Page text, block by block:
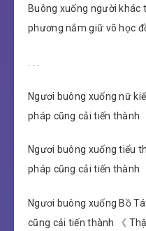
Buông xuống người khác
phương nắm giữ võ học
Ngươi buông xuống nữ
pháp cũng cải tiến thành
Ngươi buông xuống tiểu
pháp cũng cải tiến thành
Ngươi buông xuống Bồ
cũng cải tiến thành 《